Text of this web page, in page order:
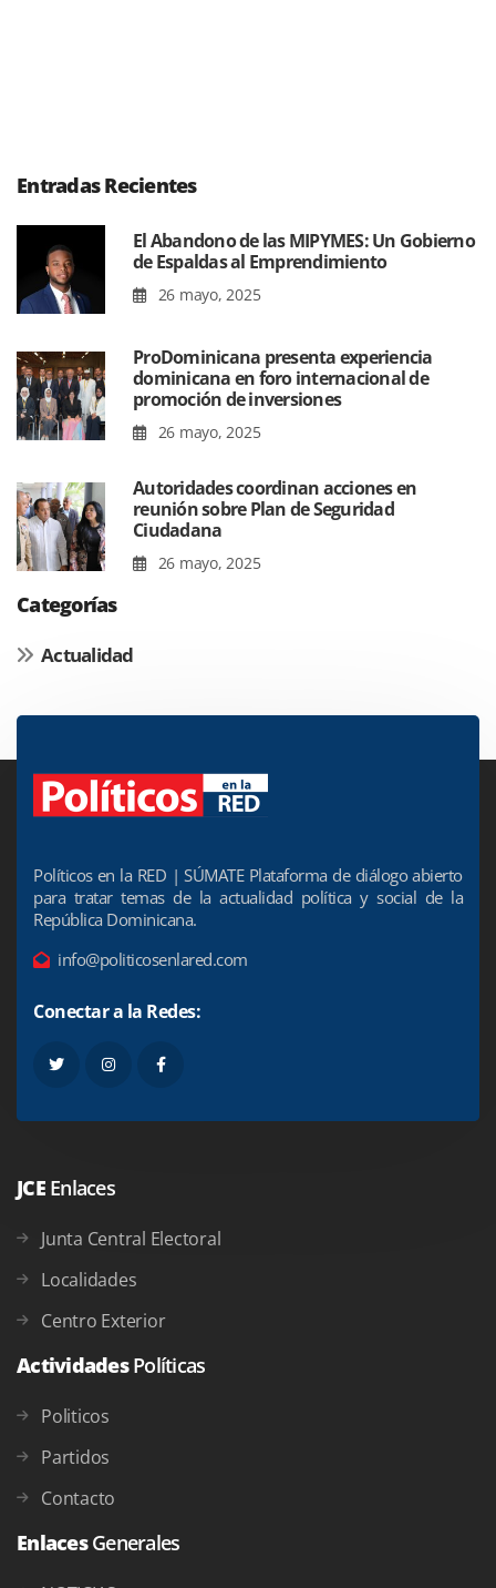
Entradas Recientes
El Abandono de las MIPYMES: Un Gobierno
de Espaldas al Emprendimiento
26 mayo, 2025
ProDominicana presenta experiencia
dominicana en foro internacional de
promoción de inversiones
26 mayo, 2025
Autoridades coordinan acciones en
reunión sobre Plan de Seguridad
Ciudadana
26 mayo, 2025
Categorías
Actualidad
Políticos en la RED | SÚMATE Plataforma de diálogo abierto
para tratar temas de la actualidad política y social de la
República Dominicana.
info@politicosenlared.com
Conectar a la Redes:
JCE Enlaces
Junta Central Electoral
Localidades
Centro Exterior
ActividadesPolíticas
Politicos
Partidos
Contacto
EnlacesGenerales